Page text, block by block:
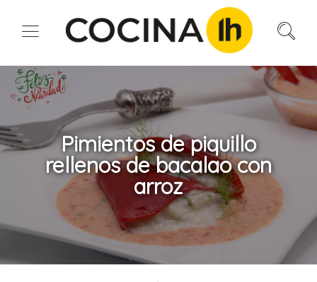
Pimientos de piquillo
rellenos de bacalao con
arroz